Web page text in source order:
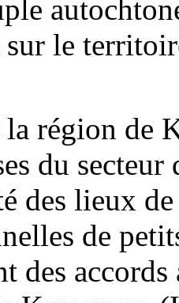
le
la région de
du
des lieux
de
des